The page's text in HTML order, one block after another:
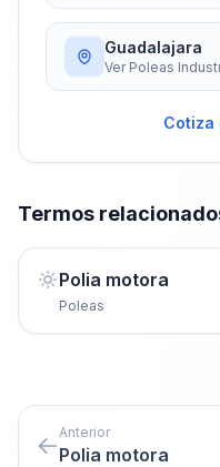
Guadalajara
Ver Poleas
Cotiza
Termos
Polia motora
Poleas
Anterior
Polia motora